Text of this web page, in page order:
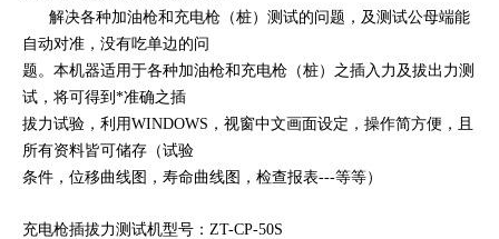
解决各种加油枪和充电枪（桩）测试的问题，及测试公母端能
自动对准，没有吃单边的问
题。本机器适用于各种加油枪和充电枪（桩）之插入力及拔出力测
试 ，将可得到*准确之插
拔力试验，利用WINDOWS，视窗中文画面设定，操作简方便，且
所有资料皆可储存（试验
条件，位移曲线图，寿命曲线图，检查报表---等等）
充电枪插拔力测试机型号：ZT-CP-50S